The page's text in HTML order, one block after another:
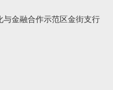
与金融合作示范区金街支行